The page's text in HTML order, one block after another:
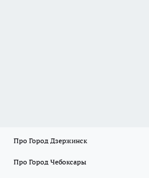
Про Город Дзержинск
Про Город Чебоксары